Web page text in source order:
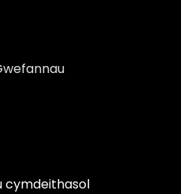
cymdeithasol